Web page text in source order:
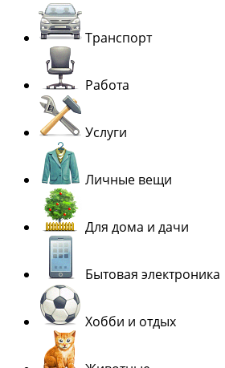
Транспорт
Работа
Услуги
Личные вещи
Для дома и дачи
Бытовая электроника
Хобби и отдых